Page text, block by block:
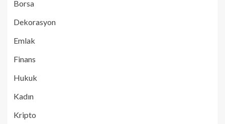
Borsa
Dekorasyon
Emlak
Finans
Hukuk
Kadın
Kripto